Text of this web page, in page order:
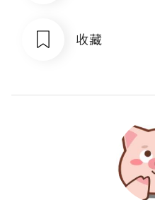
收藏